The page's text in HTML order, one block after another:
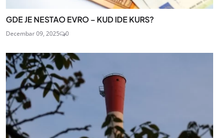
GDE JE NESTAO EVRO – KUD IDE KURS?
Decembar 09, 2025 0